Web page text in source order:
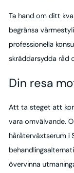
Ta hand om ditt
begränsa
professionella
skräddarsydda råd
Din resa
Att ta steget att
vara omvälvande.
håråterväxtserum i
övervinna